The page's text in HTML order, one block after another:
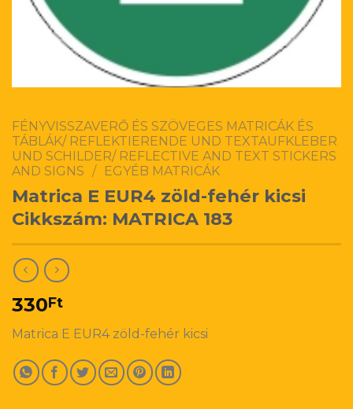
FÉNYVISSZAVERŐ ÉS SZÖVEGES MATRICÁK ÉS
TÁBLÁK/ REFLEKTIERENDE UND TEXTAUFKLEBER
UND SCHILDER/ REFLECTIVE AND TEXT STICKERS
AND SIGNS / EGYÉB MATRICÁK
Matrica E EUR4 zöld-fehér kicsi
Cikkszám: MATRICA 183
330Ft
Matrica E EUR4 zöld-fehér kicsi